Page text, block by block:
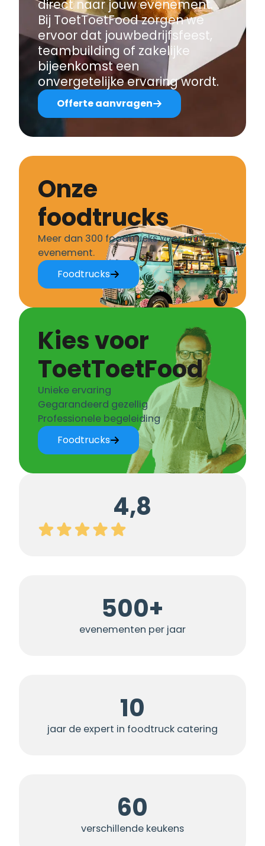
direct naar jouw evenement.
Bij ToetToetFood zorgen we
ervoor dat jouwbedrijfsfeest,
teambuilding of zakelijke
bijeenkomst een
onvergetelijke ervaring wordt.
Offerte aanvragen
Onze
foodtrucks
Meer dan 300 foodtrucks voor jouw
evenement.
Foodtrucks
Kies voor
ToetToetFood
Unieke ervaring
Gegarandeerd gezellig
Professionele begeleiding
Foodtrucks
4,8
500+
evenementen per jaar
10
jaar de expert in foodtruck catering
60
verschillende keukens